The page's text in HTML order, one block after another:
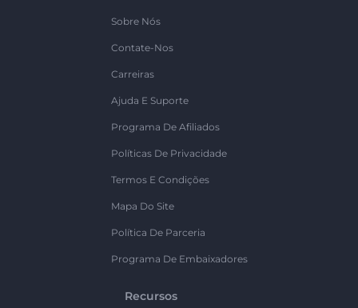
Sobre Nós
Contate-Nos
Carreiras
Ajuda E Suporte
Programa De Afiliados
Políticas De Privacidade
Termos E Condições
Mapa Do Site
Política De Parceria
Programa De Embaixadores
Recursos